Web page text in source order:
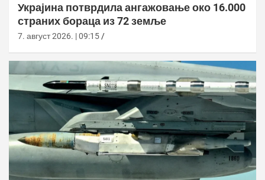
Украјина потврдила ангажовање око 16.000
страних бораца из 72 земље
7. август 2026. | 09:15